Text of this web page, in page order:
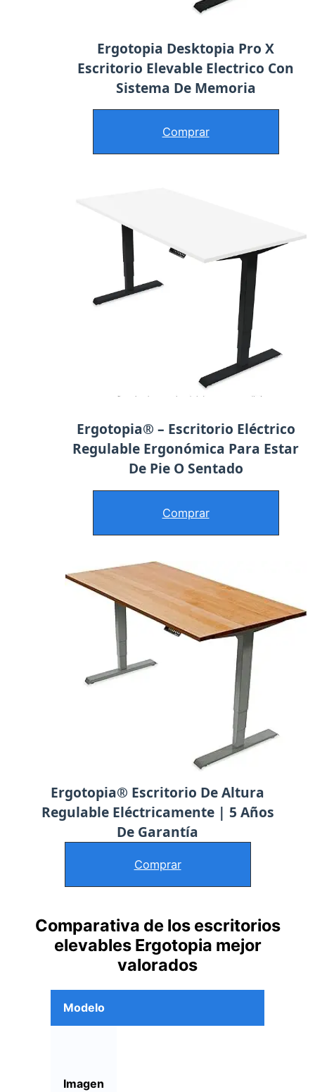
Ergotopia Desktopia Pro X
Escritorio Elevable Electrico Con
Sistema De Memoria
Comprar
Ergotopia® – Escritorio Eléctrico
Regulable Ergonómica Para Estar
De Pie O Sentado
Comprar
Ergotopia® Escritorio De Altura
Regulable Eléctricamente | 5 Años
De Garantía
Comprar
Comparativa de los escritorios
elevables Ergotopia mejor
valorados
Modelo
Imagen